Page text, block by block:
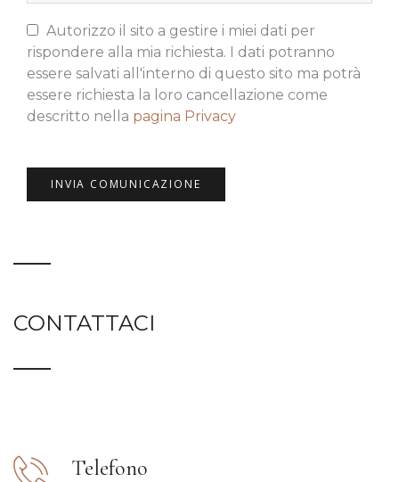
Autorizzo il sito a gestire i miei dati per
rispondere alla mia richiesta. I dati potranno
essere salvati all'interno di questo sito ma potrà
essere richiesta la loro cancellazione come
descritto nella pagina Privacy
CONTATTACI
Telefono